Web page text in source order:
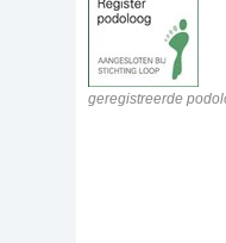
geregistreerde